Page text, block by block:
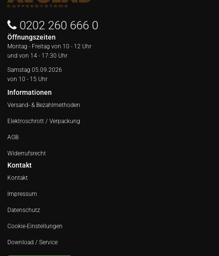
0202 260 666 0
Öffnungszeiten
Montag - Freitag von 10 - 12 Uhr
und von 14 - 17:30 Uhr
Samstag 05.09.2026
von 10 - 15 Uhr
Informationen
Versand- & Bezahlmethoden
Elektroschrott / Verpackung
AGB
Widerrufsrecht
Kontakt
Kontakt
Impressum
Datenschutz
Cookie-Einstellungen
Download / Service